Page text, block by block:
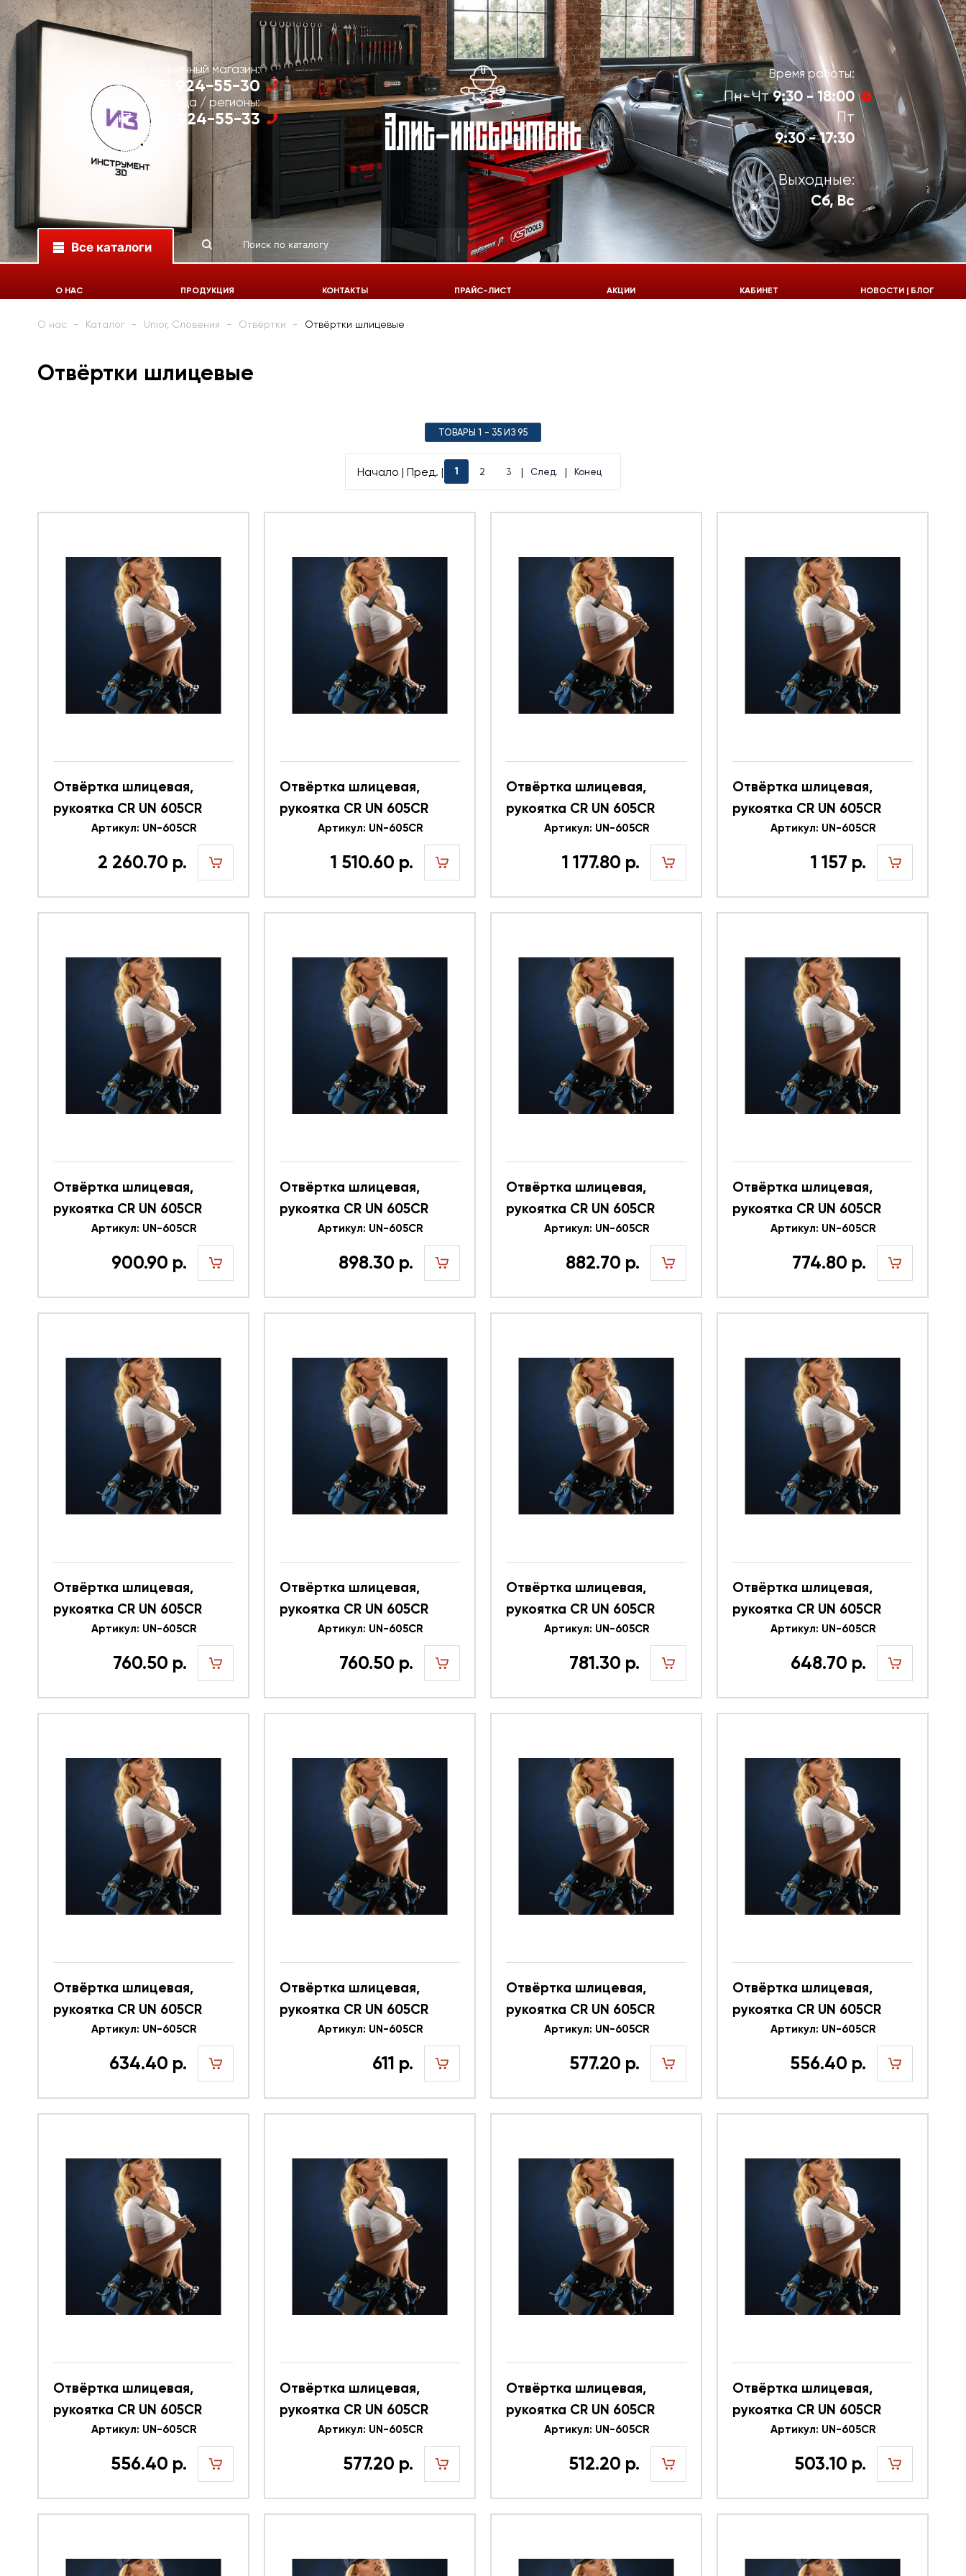
Розничный магазин:
+7 (495) 924-55-30
Юр. лица / регионы:
+7 (495) 924-55-33
Время работы:
Пн-Чт9:30 - 18:00
Пт
9:30 - 17:30
Выходные:
Сб, Вс
Все каталоги
924-55-33
О НАС ПРОДУКЦИЯ КОНТАКТЫ ПРАЙС-ЛИСТ АКЦИИ КАБИНЕТ НОВОСТИ | БЛОГ
О нас Каталог Unior, Словения Отвёртки Отвёртки шлицевые
Отвёртки шлицевые
ТОВАРЫ 1 - 35 ИЗ 95
Начало | Пред. | 1 2 3 | След. | Конец
Отвёртка шлицевая,
рукоятка CR UN 605CR
616359Артикул: UN-605CR
2 260.70 р.
Отвёртка шлицевая,
рукоятка CR UN 605CR
616358Артикул: UN-605CR
1 510.60 р.
Отвёртка шлицевая,
рукоятка CR UN 605CR
616357Артикул: UN-605CR
1 177.80 р.
Отвёртка шлицевая,
рукоятка CR UN 605CR
616356Артикул: UN-605CR
1 157 р.
Отвёртка шлицевая,
рукоятка CR UN 605CR
616355Артикул: UN-605CR
900.90 р.
Отвёртка шлицевая,
рукоятка CR UN 605CR
616354Артикул: UN-605CR
898.30 р.
Отвёртка шлицевая,
рукоятка CR UN 605CR
616353Артикул: UN-605CR
882.70 р.
Отвёртка шлицевая,
рукоятка CR UN 605CR
616352Артикул: UN-605CR
774.80 р.
Отвёртка шлицевая,
рукоятка CR UN 605CR
616351Артикул: UN-605CR
760.50 р.
Отвёртка шлицевая,
рукоятка CR UN 605CR
616350Артикул: UN-605CR
760.50 р.
Отвёртка шлицевая,
рукоятка CR UN 605CR
616349Артикул: UN-605CR
781.30 р.
Отвёртка шлицевая,
рукоятка CR UN 605CR
616348Артикул: UN-605CR
648.70 р.
Отвёртка шлицевая,
рукоятка CR UN 605CR
616347Артикул: UN-605CR
634.40 р.
Отвёртка шлицевая,
рукоятка CR UN 605CR
616346Артикул: UN-605CR
611 р.
Отвёртка шлицевая,
рукоятка CR UN 605CR
616345Артикул: UN-605CR
577.20 р.
Отвёртка шлицевая,
рукоятка CR UN 605CR
616344Артикул: UN-605CR
556.40 р.
Отвёртка шлицевая,
рукоятка CR UN 605CR
616343Артикул: UN-605CR
556.40 р.
Отвёртка шлицевая,
рукоятка CR UN 605CR
616342Артикул: UN-605CR
577.20 р.
Отвёртка шлицевая,
рукоятка CR UN 605CR
616341Артикул: UN-605CR
512.20 р.
Отвёртка шлицевая,
рукоятка CR UN 605CR
616340Артикул: UN-605CR
503.10 р.